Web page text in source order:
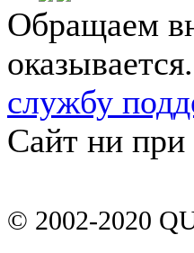
Обращаем
службу
Сайт ни при
© 2002-2020